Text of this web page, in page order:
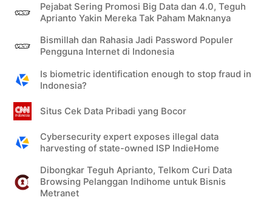
Pejabat Sering Promosi Big Data dan 4.0, Teguh
Aprianto Yakin Mereka Tak Paham Maknanya
Bismillah dan Rahasia Jadi Password Populer
Pengguna Internet di Indonesia
Is biometric identification enough to stop fraud in
Indonesia?
Situs Cek Data Pribadi yang Bocor
Cybersecurity expert exposes illegal data
harvesting of state-owned ISP IndieHome
Dibongkar Teguh Aprianto, Telkom Curi Data
Browsing Pelanggan Indihome untuk Bisnis
Metranet